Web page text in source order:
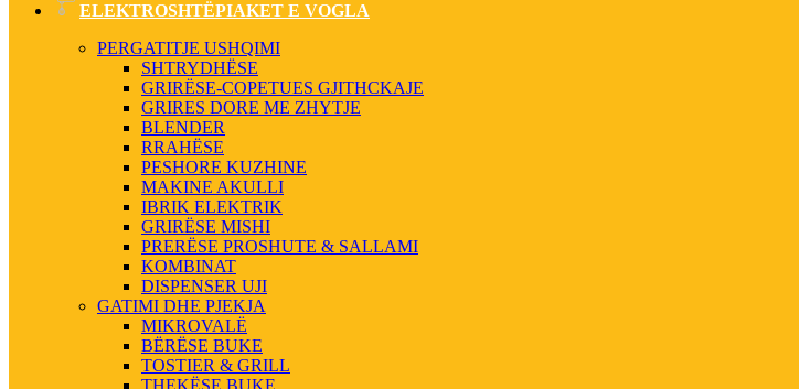
ELEKTROSHTËPIAKET E VOGLA
PERGATITJE USHQIMI
SHTRYDHËSE
GRIRËSE-COPETUES GJITHCKAJE
GRIRES DORE ME ZHYTJE
BLENDER
RRAHËSE
PESHORE KUZHINE
MAKINE AKULLI
IBRIK ELEKTRIK
GRIRËSE MISHI
PRERËSE PROSHUTE & SALLAMI
KOMBINAT
DISPENSER UJI
GATIMI DHE PJEKJA
MIKROVALË
BËRËSE BUKE
TOSTIER & GRILL
THEKËSE BUKE